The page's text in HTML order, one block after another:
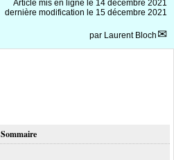
Article mis en ligne le 14 décembre 2021
dernière modification le 15 décembre 2021
par Laurent Bloch
Sommaire